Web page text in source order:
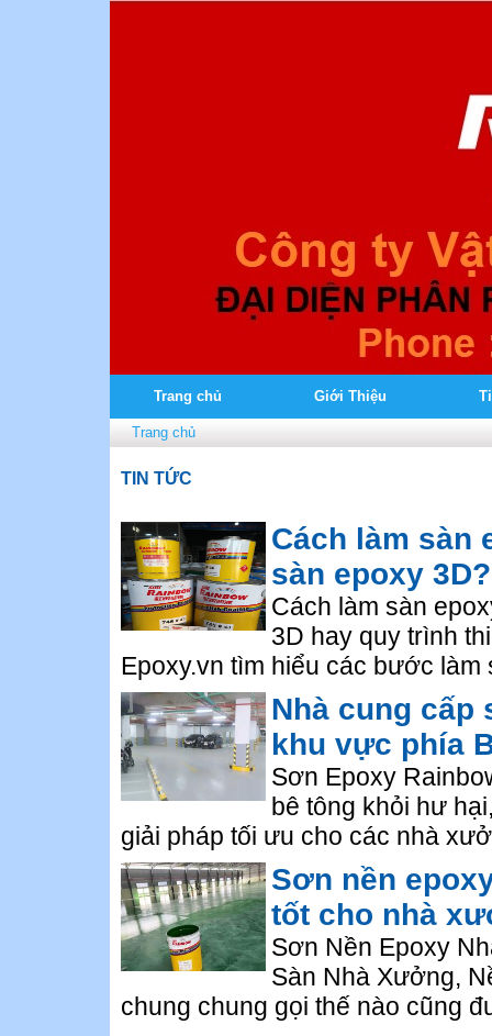
Trang chủ Giới Thiệu
Trang chủ
TIN TỨC
Cách làm sàn
sàn epoxy 3D?
Cách làm sàn
3D hay quy trình
Epoxy.vn tìm hiểu các bước làm
Nhà cung cấp
khu vực phía
Sơn Epoxy
bê tông khỏi hư
giải pháp tối ưu cho các nhà
Sơn nền
tốt cho nhà
Sơn Nền Epoxy
Sàn Nhà Xưởng,
chung chung gọi thế nào cũng